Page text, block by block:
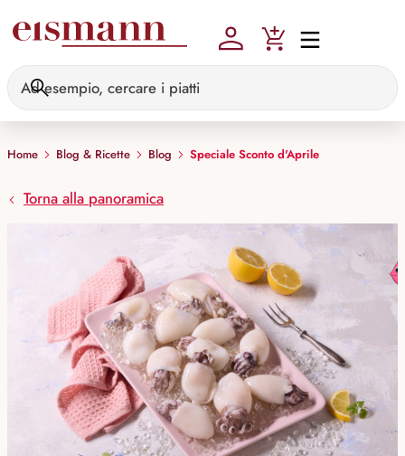
Home Blog & Ricette Blog Speciale Sconto d'Aprile
Torna alla panoramica